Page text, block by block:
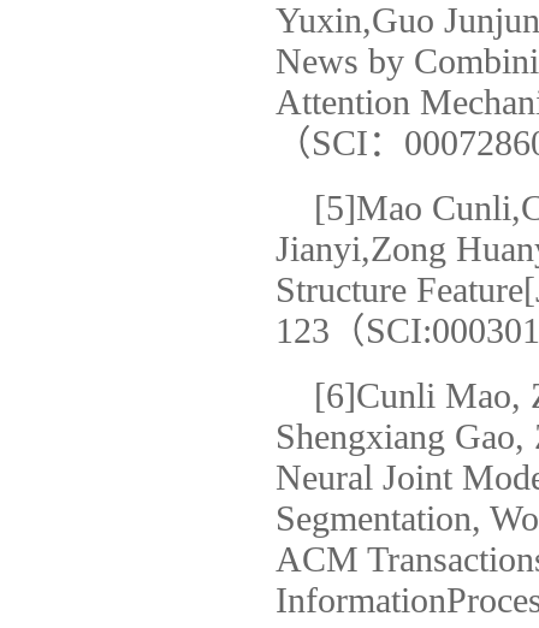
Yuxin,Guo
News by
Attention
（SCI：
[5]Mao
Jianyi,Zong
Structure
123（
[6]Cunli Mao,
Shengxiang
Neural Joint
Segmentation,
ACM